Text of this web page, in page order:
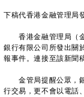
下稿代香港金融管理局
香港金融管理局（金
銀行有限公司所發出關
報事件。連接至該新聞
金管局提醒公眾，銀
行交易，更不會以電話